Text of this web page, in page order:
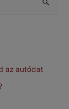
az autódat